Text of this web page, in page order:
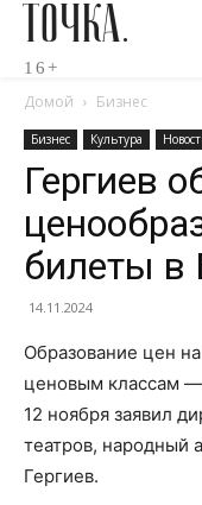
ТОЧКА.
16+
Домой Бизнес
Бизнес Культура
Гергиев
билеты в
14.11.2024
Образование цен
ценовым классам
12 ноября заявил
театров, народный
Гергиев.